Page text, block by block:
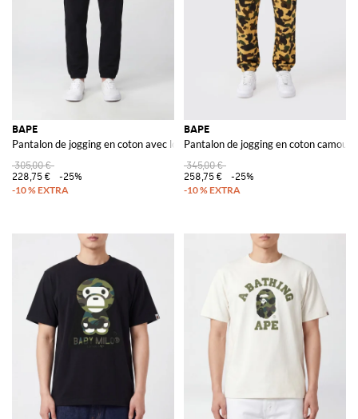
BAPE
Pantalon de jogging en coton avec logo contrastant et taille élastique
305,00 €
228,75 €
-25%
BAPE
Pantalon de jogging en coton
345,00 €
258,75 €
-25%